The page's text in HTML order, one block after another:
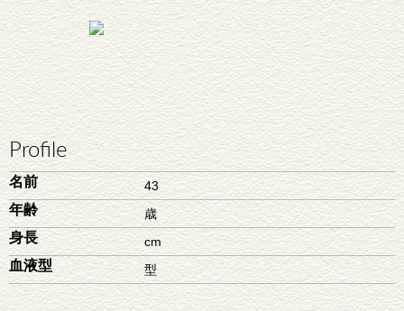
Profile
名前 43
年齢 歳
身長 cm
血液型 型